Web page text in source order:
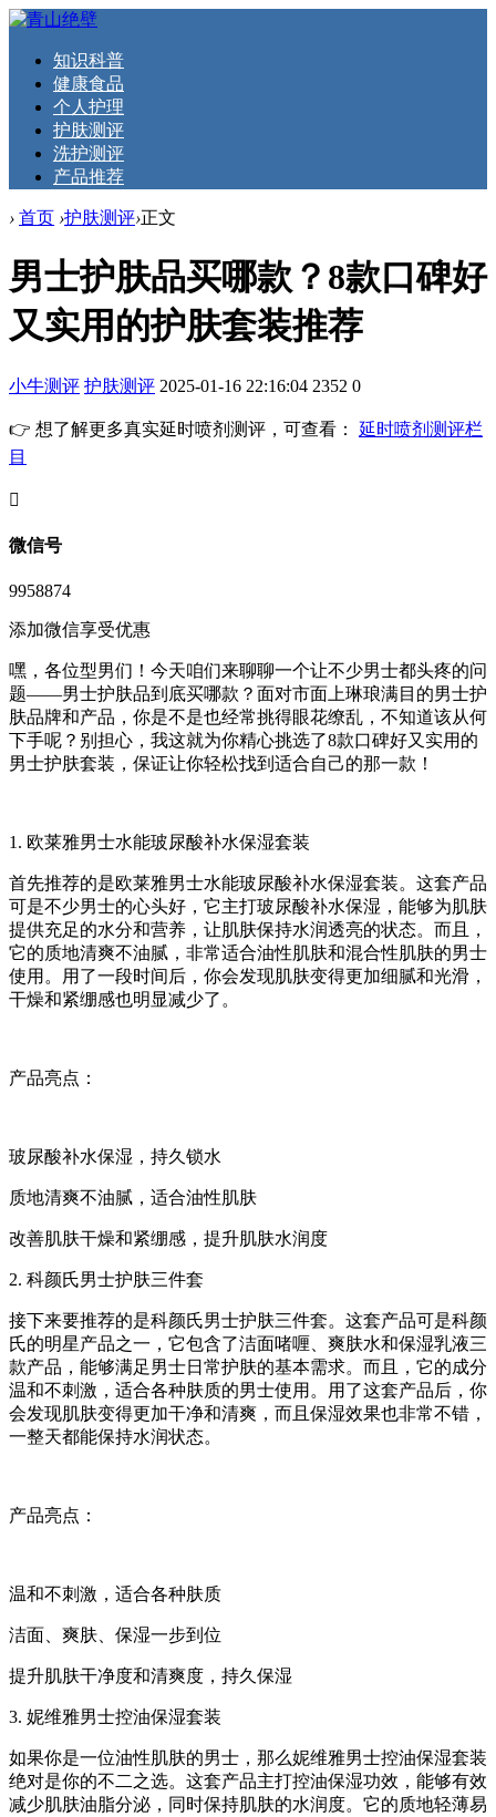
知识科普
健康食品
个人护理
护肤测评
洗护测评
产品推荐
› 首页 ›护肤测评›正文
男士护肤品买哪款？8款口碑好
又实用的护肤套装推荐
小牛测评 护肤测评 2025-01-16 22:16:04 2352 0
👉 想了解更多真实延时喷剂测评，可查看： 延时喷剂测评栏
目
󦘖
微信号
9958874
添加微信享受优惠
嘿，各位型男们！今天咱们来聊聊一个让不少男士都头疼的问
题——男士护肤品到底买哪款？面对市面上琳琅满目的男士护
肤品牌和产品，你是不是也经常挑得眼花缭乱，不知道该从何
下手呢？别担心，我这就为你精心挑选了8款口碑好又实用的
男士护肤套装，保证让你轻松找到适合自己的那一款！
1. 欧莱雅男士水能玻尿酸补水保湿套装
首先推荐的是欧莱雅男士水能玻尿酸补水保湿套装。这套产品
可是不少男士的心头好，它主打玻尿酸补水保湿，能够为肌肤
提供充足的水分和营养，让肌肤保持水润透亮的状态。而且，
它的质地清爽不油腻，非常适合油性肌肤和混合性肌肤的男士
使用。用了一段时间后，你会发现肌肤变得更加细腻和光滑，
干燥和紧绷感也明显减少了。
产品亮点：
玻尿酸补水保湿，持久锁水
质地清爽不油腻，适合油性肌肤
改善肌肤干燥和紧绷感，提升肌肤水润度
2. 科颜氏男士护肤三件套
接下来要推荐的是科颜氏男士护肤三件套。这套产品可是科颜
氏的明星产品之一，它包含了洁面啫喱、爽肤水和保湿乳液三
款产品，能够满足男士日常护肤的基本需求。而且，它的成分
温和不刺激，适合各种肤质的男士使用。用了这套产品后，你
会发现肌肤变得更加干净和清爽，而且保湿效果也非常不错，
一整天都能保持水润状态。
产品亮点：
温和不刺激，适合各种肤质
洁面、爽肤、保湿一步到位
提升肌肤干净度和清爽度，持久保湿
3. 妮维雅男士控油保湿套装
如果你是一位油性肌肤的男士，那么妮维雅男士控油保湿套装
绝对是你的不二之选。这套产品主打控油保湿功效，能够有效
减少肌肤油脂分泌，同时保持肌肤的水润度。它的质地轻薄易